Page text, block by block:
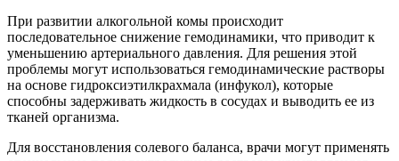
При развитии алкогольной комы происходит
последовательное снижение гемодинамики, что приводит к
уменьшению артериального давления. Для решения этой
проблемы могут использоваться гемодинамические растворы
на основе гидроксиэтилкрахмала (инфукол), которые
способны задерживать жидкость в сосудах и выводить ее из
тканей организма.
Для восстановления солевого баланса, врачи могут применять